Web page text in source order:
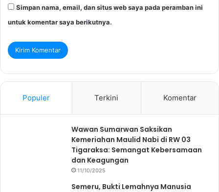
Simpan nama, email, dan situs web saya pada peramban ini
untuk komentar saya berikutnya.
Populer Terkini Komentar
Wawan Sumarwan Saksikan
Kemeriahan Maulid Nabi di RW 03
Tigaraksa: Semangat Kebersamaan
dan Keagungan
11/10/2025
Semeru, Bukti Lemahnya Manusia